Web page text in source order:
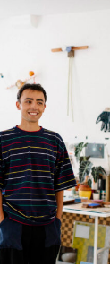
ARTISTIQUE